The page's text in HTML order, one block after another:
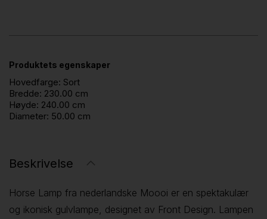
Produktets egenskaper
Hovedfarge: Sort
Bredde: 230.00 cm
Høyde: 240.00 cm
Diameter: 50.00 cm
Beskrivelse
Horse Lamp fra nederlandske Moooi er en spektakulær
og ikonisk gulvlampe, designet av Front Design. Lampen